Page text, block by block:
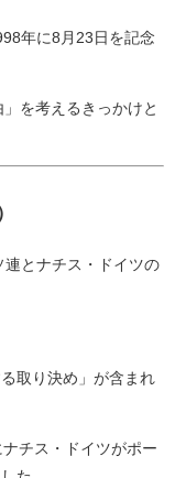
年に8月23日を記念
を考えるきっかけと
連とナチス・ドイツの
取り決め」が含まれ
チス・ドイツがポー